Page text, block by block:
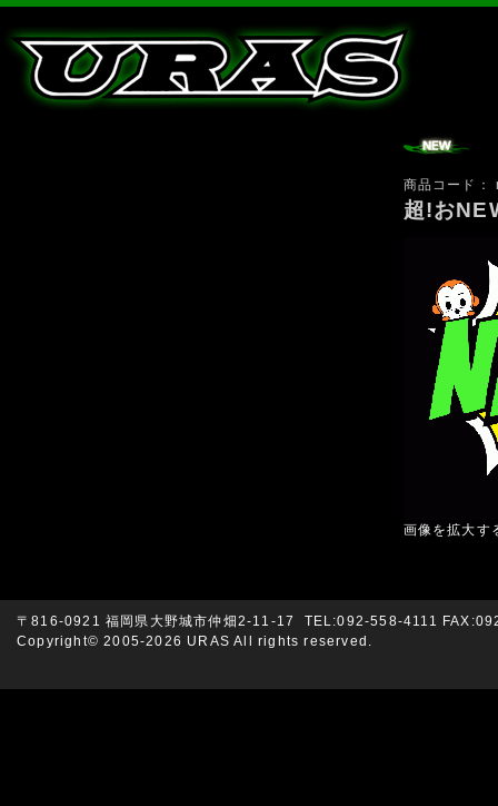
商品コード：
超!お
画像を拡大す
〒816-0921 福岡県大野城市仲畑2-11-17 TEL:092-558-4111
Copyright© 2005-2026 URAS All rights reserved.